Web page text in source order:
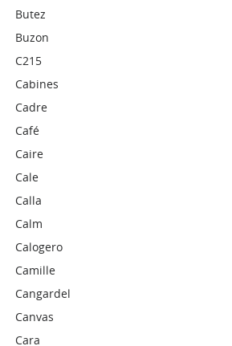
Butez
Buzon
C215
Cabines
Cadre
Café
Caire
Cale
Calla
Calm
Calogero
Camille
Cangardel
Canvas
Cara